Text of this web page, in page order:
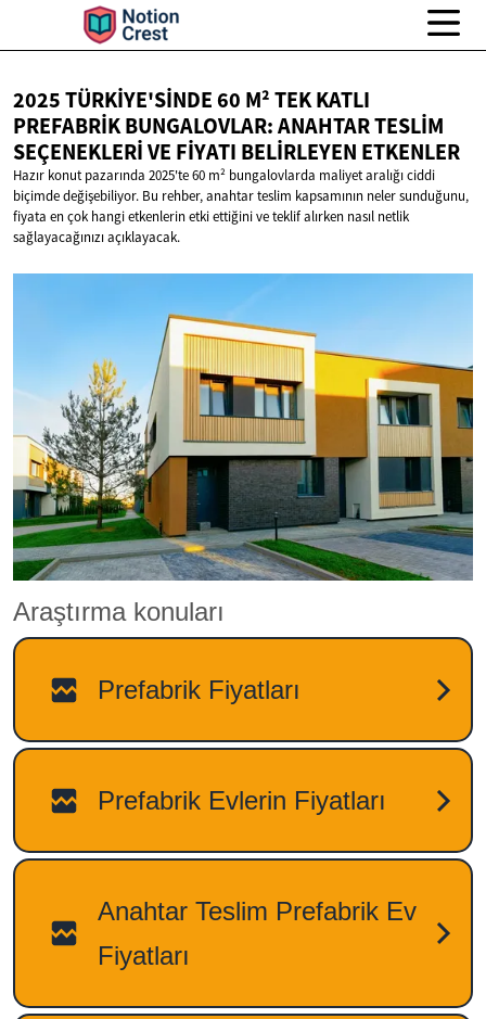
2025 TÜRKIYE'SINDE 60 M² TEK KATLI
PREFABRIK BUNGALOVLAR: ANAHTAR TESLIM
SEÇENEKLERI VE FIYATI BELIRLEYEN ETKENLER
Hazır konut pazarında 2025'te 60 m² bungalovlarda maliyet aralığı ciddi
biçimde değişebiliyor. Bu rehber, anahtar teslim kapsamının neler sunduğunu,
fiyata en çok hangi etkenlerin etki ettiğini ve teklif alırken nasıl netlik
sağlayacağınızı açıklayacak.